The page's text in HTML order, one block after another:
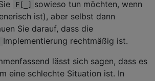
F[_] sowieso tun möchten, wenn
ist), aber selbst dann
Sie darauf, dass die
Implementierung rechtmäßig ist.
lässt sich sagen, dass es
eine schlechte Situation ist. In